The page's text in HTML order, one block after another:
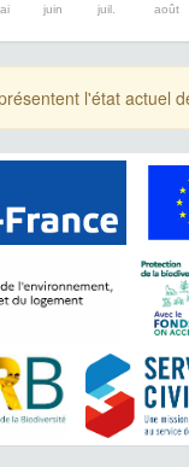
juin juil. août
l'état actuel